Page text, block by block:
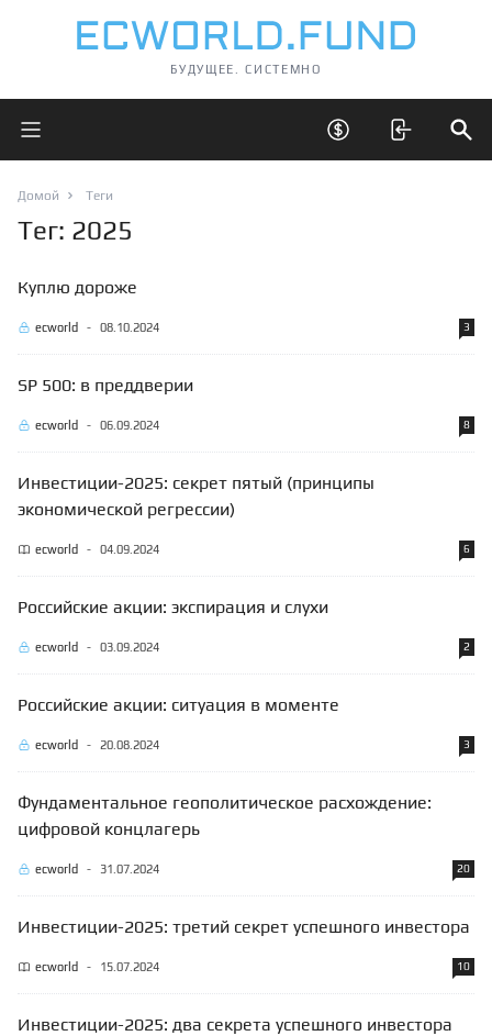
БУДУЩЕЕ. СИСТЕМНО
Открыть главное меню Открыть скрытые
Домой Теги
Тег: 2025
Куплю дороже
ecworld - 08.10.2024 3
SP 500: в преддверии
ecworld - 06.09.2024 8
Инвестиции-2025: секрет пятый (принципы
экономической регрессии)
ecworld - 04.09.2024 6
Российские акции: экспирация и слухи
ecworld - 03.09.2024 2
Российские акции: ситуация в моменте
ecworld - 20.08.2024 3
Фундаментальное геополитическое расхождение:
цифровой концлагерь
ecworld - 31.07.2024 20
Инвестиции-2025: третий секрет успешного инвестора
ecworld - 15.07.2024 10
Инвестиции-2025: два секрета успешного инвестора